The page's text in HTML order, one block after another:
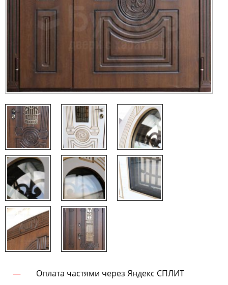
Оплата частями через Яндекс СПЛИТ